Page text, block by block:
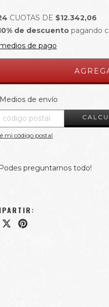
CUOTAS DE $12.342,06
de descuento pagando
de pago
para el CP:
Medios de envío
mi código postal
Podes preguntarnos todo!